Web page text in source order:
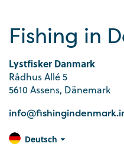
Fishing in
Lystfisker Danmark
Rådhus Allé 5
5610 Assens, Dänemark
Deutsch